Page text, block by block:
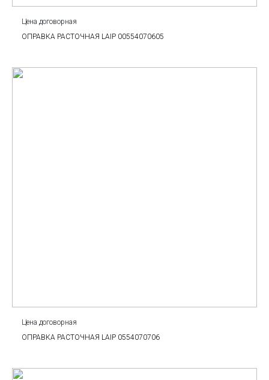
Цена договорная
ОПРАВКА РАСТОЧНАЯ LAIP 00554070605
Цена договорная
ОПРАВКА РАСТОЧНАЯ LAIP 0554070706